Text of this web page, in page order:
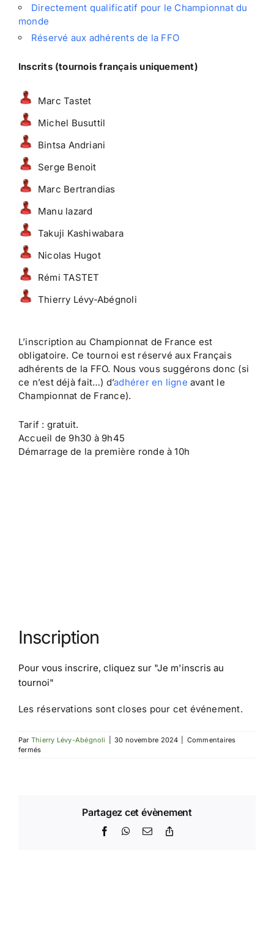
Directement qualificatif pour le Championnat du
monde
Réservé aux adhérents de la FFO
Inscrits (tournois français uniquement)
Marc Tastet
Michel Busuttil
Bintsa Andriani
Serge Benoit
Marc Bertrandias
Manu lazard
Takuji Kashiwabara
Nicolas Hugot
Rémi TASTET
Thierry Lévy-Abégnoli
L’inscription au Championnat de France est
obligatoire. Ce tournoi est réservé aux Français
adhérents de la FFO. Nous vous suggérons donc (si
ce n’est déjà fait…) d’adhérer en ligne avant le
Championnat de France).
Tarif : gratuit.
Accueil de 9h30 à 9h45
Démarrage de la première ronde à 10h
Inscription
Pour vous inscrire, cliquez sur "Je m'inscris au
tournoi"
Les réservations sont closes pour cet événement.
Par Thierry Lévy-Abégnoli 30 novembre 2024
Commentaires
ferméssur
Partagez cet évènement
FacebookWhatsApp
Email